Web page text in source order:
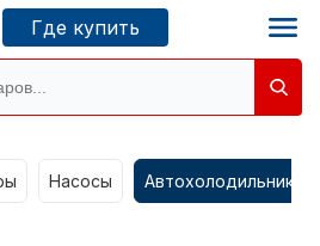
Где купить
Насосы Автохолодильники